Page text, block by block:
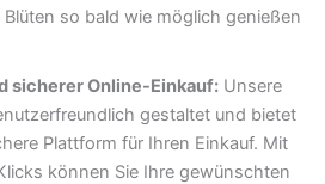
Blüten so bald wie möglich genießen
sicherer Online-Einkauf:Unsere
gestaltet und bietet
Plattform für Ihren Einkauf. Mit
können Sie Ihre gewünschten